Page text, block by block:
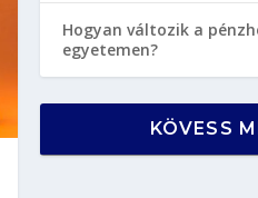
Hogyan változik a
egyetemen?
KÖVESS